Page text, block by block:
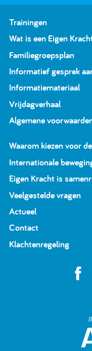
Trainingen
Wat is een Eigen
Familiegroepsplan
Informatief gesprek
Informatiemateriaal
Vrijdagverhaal
Algemene
Waarom kiezen voor
Internationale
Eigen Kracht is
Veelgestelde vragen
Actueel
Contact
Klachtenregeling